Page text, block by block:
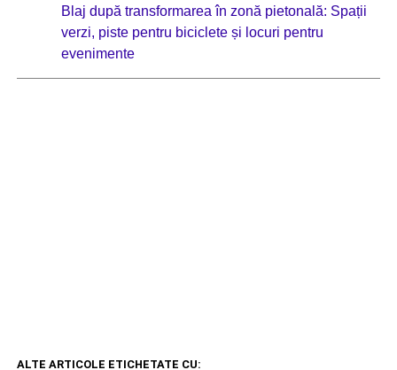
Blaj după transformarea în zonă pietonală: Spații
verzi, piste pentru biciclete și locuri pentru
evenimente
ALTE ARTICOLE ETICHETATE CU: